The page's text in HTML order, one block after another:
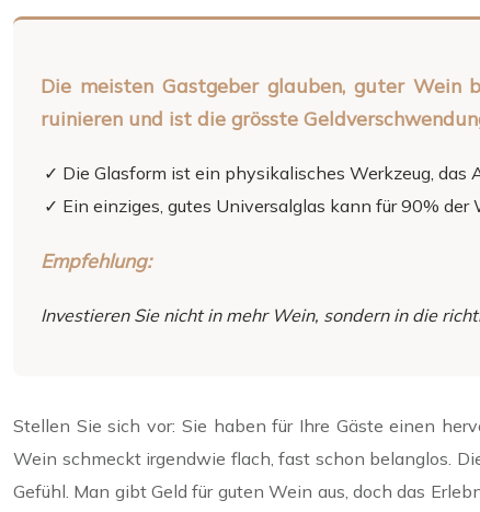
Die meisten Gastgeber glauben, guter Wein
ruinieren und ist die grösste
Die Glasform ist ein physikalisches Werkzeug, das
Ein einziges, gutes Universalglas kann für 90%
Empfehlung:
Investieren Sie nicht in mehr Wein, sondern in die
Stellen Sie sich vor: Sie haben für Ihre Gäste einen
Wein schmeckt irgendwie flach, fast schon belanglos.
Gefühl. Man gibt Geld für guten Wein aus, doch das